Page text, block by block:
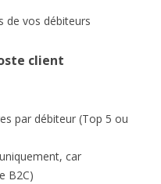
de vos débiteurs
client
par débiteur (Top 5 ou
car
B2C)